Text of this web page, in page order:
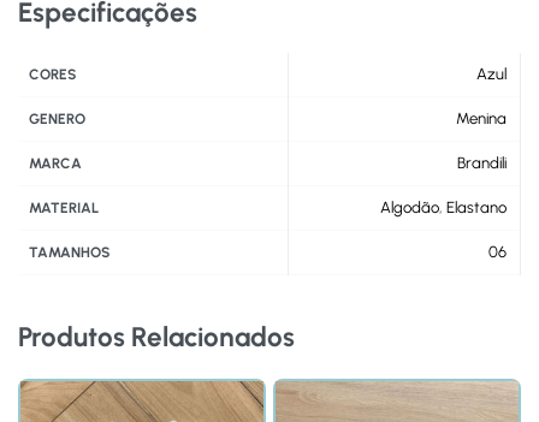
Especificações
CORES Azul
GENERO Menina
MARCA Brandili
MATERIAL Algodão, Elastano
TAMANHOS 06
Produtos Relacionados